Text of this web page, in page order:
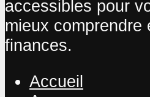
accessibles pour
mieux comprendre
finances.
Accueil